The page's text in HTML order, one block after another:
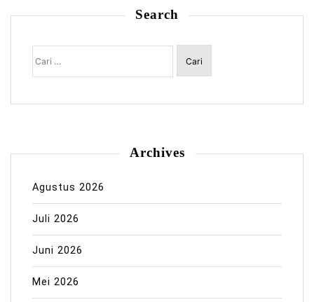
Search
Cari
untuk:
Archives
Agustus 2026
Juli 2026
Juni 2026
Mei 2026